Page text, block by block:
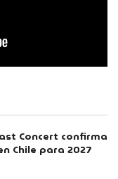
Concert confirma
Chile para 2027